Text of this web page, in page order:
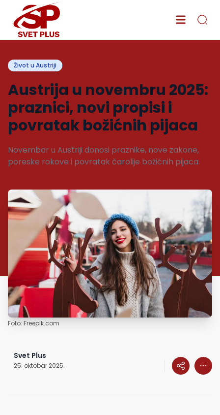
Život u Austriji
Austrija u novembru 2025:
praznici, novi propisi i
povratak božićnih pijaca
Novembar u Austriji donosi praznike, nove zakone,
poreske rokove i povratak čarolije božićnih pijaca.
Foto: Freepik.com
Svet Plus
25. oktobar 2025.